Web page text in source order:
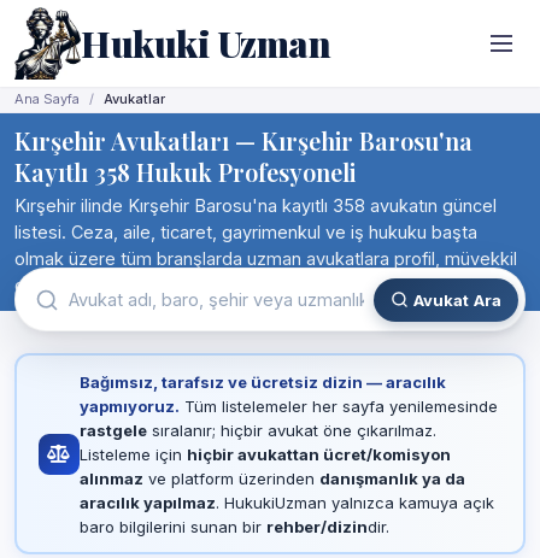
Hukuki Uzman
Ana Sayfa Avukatlar
Kırşehir Avukatları — Kırşehir Barosu'na
Kayıtlı 358 Hukuk Profesyoneli
Kırşehir ilinde Kırşehir Barosu'na kayıtlı 358 avukatın güncel
listesi. Ceza, aile, ticaret, gayrimenkul ve iş hukuku başta
olmak üzere tüm branşlarda uzman avukatlara profil, müvekkil
değerlendirmesi ve iletişim bilgileriyle birlikte doğrudan ulaşın.
Avukat Ara
Bağımsız, tarafsız ve ücretsiz dizin — aracılık
yapmıyoruz. Tüm listelemeler her sayfa yenilemesinde
rastgelesıralanır; hiçbir avukat öne çıkarılmaz.
Listeleme için hiçbir avukattan ücret/komisyon
alınmaz ve platform üzerinden danışmanlık ya da
aracılık yapılmaz. HukukiUzman yalnızca kamuya açık
baro bilgilerini sunan bir rehber/dizindir.